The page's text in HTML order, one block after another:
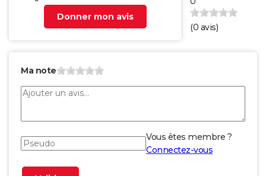
Donner mon avis
(0 avis)
Ma note
Vous êtes membre ?
Connectez-vous